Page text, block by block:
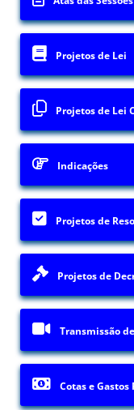
Projetos de Lei
Projetos de Lei
Indicações
Projetos de
Projetos de
Transmissão
Cotas e